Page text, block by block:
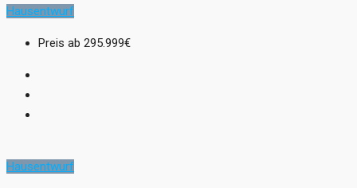
Hausentwurf
Preis ab 295.999€
Hausentwurf